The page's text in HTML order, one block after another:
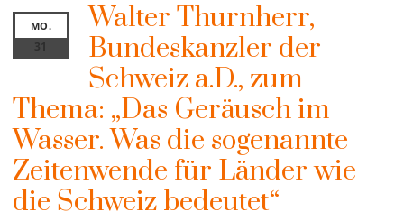
MO.
31
Walter Thurnherr,
Bundeskanzler der
Schweiz a.D., zum
Thema: „Das Geräusch im
Wasser. Was die sogenannte
Zeitenwende für Länder wie
die Schweiz bedeutet“